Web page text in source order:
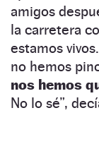
amigos
la carretera
estamos
no hemos
nos hemos
No lo sé”,